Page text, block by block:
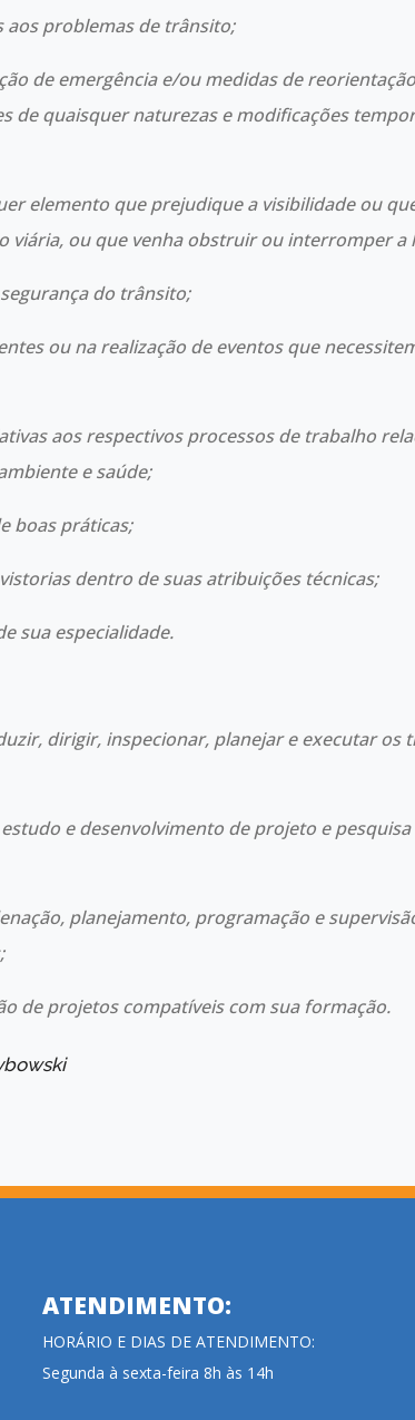
aos problemas de trânsito;
de emergência e/ou medidas de
de quaisquer naturezas e modificações
elemento que prejudique a visibilidade ou
viária, ou que venha obstruir ou interromper a
do trânsito;
ou na realização de eventos que
aos respectivos processos de trabalho
e saúde;
boas práticas;
dentro de suas atribuições técnicas;
sua especialidade.
dirigir, inspecionar, planejar e executar os
e desenvolvimento de projeto e pesquisa
planejamento, programação e
de projetos compatíveis com sua formação.
ATENDIMENTO:
HORÁRIO E DIAS DE ATENDIMENTO:
Segunda à sexta-feira 8h às 14h